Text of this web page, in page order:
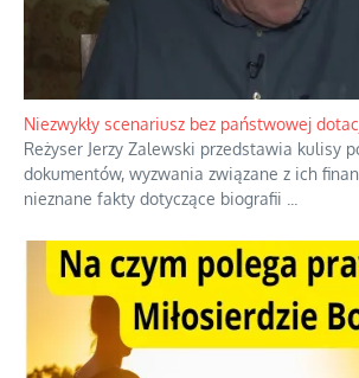
Niezwykły scenariusz bez państwowej
Reżyser Jerzy Zalewski przedstawia kulisy
dokumentów, wyzwania związane z ich
nieznane fakty dotyczące biografii